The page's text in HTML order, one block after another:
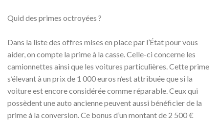
Quid des primes octroyées ?
Dans la liste des offres mises en place par l’État pour vous
aider, on compte la prime à la casse. Celle-ci concerne les
camionnettes ainsi que les voitures particulières. Cette prime
s’élevant à un prix de 1 000 euros n’est attribuée que si la
voiture est encore considérée comme réparable. Ceux qui
possèdent une auto ancienne peuvent aussi bénéficier de la
prime à la conversion. Ce bonus d’un montant de 2 500 €